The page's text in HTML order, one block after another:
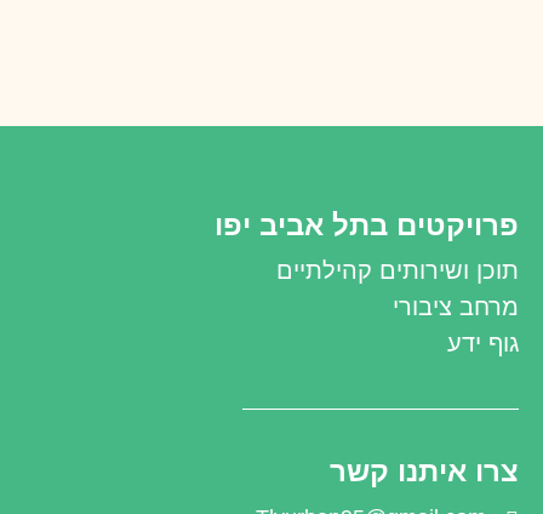
פרויקטים בתל אביב יפו
תוכן ושירותים קהילתיים
מרחב ציבורי
גוף ידע
צרו איתנו קשר